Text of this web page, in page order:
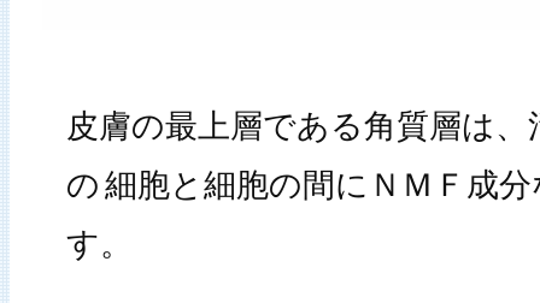
皮膚の最上層である角質層は
の 細胞と細胞の間にＮＭＦ成
す。